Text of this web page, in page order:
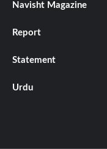
Navisht Magazine
Report
Statement
Urdu